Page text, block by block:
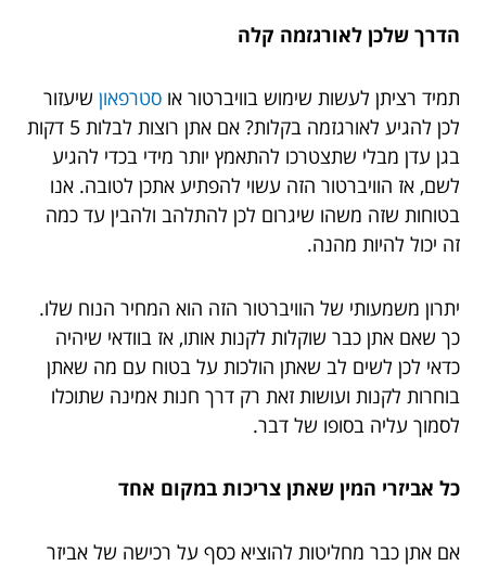
הדרך שלכן לאורגזמה קלה
תמיד רציתן לעשות שימוש בוויברטור או סטרפאון שיעזור
לכן להגיע לאורגזמה בקלות? אם אתן רוצות לבלות 5 דקות
בגן עדן מבלי שתצטרכו להתאמץ יותר מידי בכדי להגיע
לשם, אז הוויברטור הזה עשוי להפתיע אתכן לטובה. אנו
בטוחות שזה משהו שיגרום לכן להתלהב ולהבין עד כמה
זה יכול להיות מהנה.
יתרון משמעותי של הוויברטור הזה הוא המחיר הנוח שלו.
כך שאם אתן כבר שוקלות לקנות אותו, אז בוודאי שיהיה
כדאי לכן לשים לב שאתן הולכות על בטוח עם מה שאתן
בוחרות לקנות ועושות זאת רק דרך חנות אמינה שתוכלו
לסמוך עליה בסופו של דבר.
כל אביזרי המין שאתן צריכות במקום אחד
אם אתן כבר מחליטות להוציא כסף על רכישה של אביזר